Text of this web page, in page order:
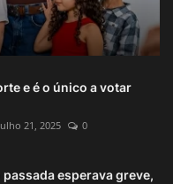
e é o único a votar
21, 2025 0
esperava greve,